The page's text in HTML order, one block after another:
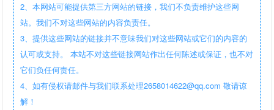
2、本网站可能提供第三方网站的链接，我们不负责维护这些网
站。我们不对这些网站的内容负责任。
3、提供这些网站的链接并不意味我们对这些网站或它们的内容的
认可或支持。 本站不对这些链接网站作出任何陈述或保证，也不对
它们负任何责任。
4、如有侵权请邮件与我们联系处理2658014622@qq.com 敬请谅
解！